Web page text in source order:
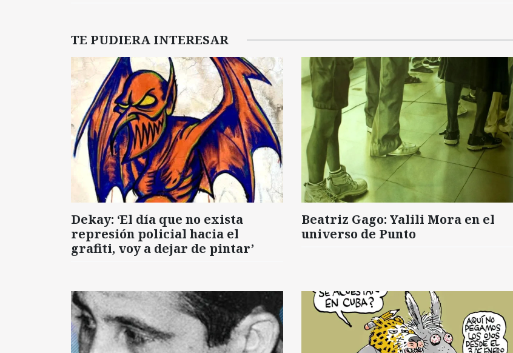
TE PUDIERA INTERESAR
Dekay: ‘El día que no exista
represión policial hacia el
grafiti, voy a dejar de pintar’
Beatriz Gago: Yalili Mora en el
universo de Punto